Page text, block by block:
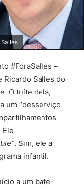
#ForaSalles –
Ricardo Salles do
O tuíte dela,
um “desserviço
Ele
. Sim, ele a
infantil.
a um bate-